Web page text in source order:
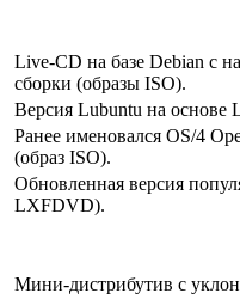
Live-CD на базе Debian с
сборки (образы ISO).
Версия Lubuntu на основе
Ранее именовался OS/4
(образ ISO).
Обновленная версия
LXFDVD).
Мини-дистрибутив с